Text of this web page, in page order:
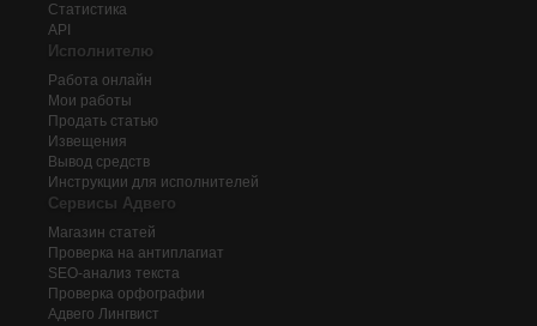
Статистика
API
Исполнителю
Работа онлайн
Мои работы
Продать статью
Извещения
Вывод средств
Инструкции для исполнителей
Сервисы Адвего
Магазин статей
Проверка на антиплагиат
SEO-анализ текста
Проверка орфографии
Адвего Лингвист